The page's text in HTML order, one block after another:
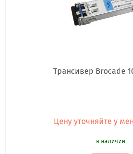
Трансивер Brocade
Цену уточняйте у
в наличии